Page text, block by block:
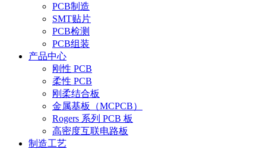
PCB制造
SMT贴片
PCB检测
PCB组装
产品中心
刚性 PCB
柔性 PCB
刚柔结合板
金属基板（MCPCB）
Rogers 系列 PCB 板
高密度互联电路板
制造工艺